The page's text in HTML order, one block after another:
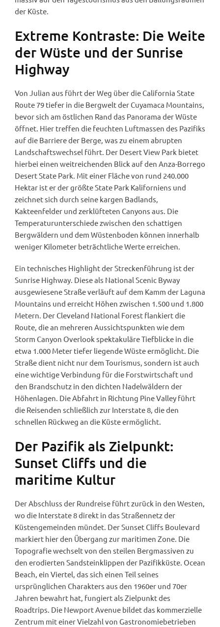
der Küste.
Extreme Kontraste: Die Weite
der Wüste und der Sunrise
Highway
Von Julian aus führt der Weg über die California State
Route 79 tiefer in die Bergwelt der Cuyamaca Mountains,
bevor sich am östlichen Rand das Panorama der Wüste
öffnet. Hier treffen die feuchten Luftmassen des Pazifiks
auf die Barriere der Berge, was zu einem abrupten
Landschaftswechsel führt. Der Desert View Park bietet
hierbei einen weitreichenden Blick auf den Anza-Borrego
Desert State Park. Mit einer Fläche von rund 240.000
Hektar ist er der größte State Park Kaliforniens und
zeichnet sich durch seine kargen Badlands,
Kakteenfelder und zerklüfteten Canyons aus. Die
Temperaturunterschiede zwischen den schattigen
Bergwäldern und dem Wüstenboden können innerhalb
weniger Kilometer beträchtliche Werte erreichen.
Ein technisches Highlight der Streckenführung ist der
Sunrise Highway. Diese als National Scenic Byway
ausgewiesene Straße verläuft auf dem Kamm der Laguna
Mountains und erreicht Höhen zwischen 1.500 und 1.800
Metern. Der Cleveland National Forest flankiert die
Route, die an mehreren Aussichtspunkten wie dem
Storm Canyon Overlook spektakuläre Tiefblicke in die
etwa 1.000 Meter tiefer liegende Wüste ermöglicht. Die
Straße dient nicht nur dem Tourismus, sondern ist auch
eine wichtige Verbindung für die Forstwirtschaft und
den Brandschutz in den dichten Nadelwäldern der
Höhenlagen. Die Abfahrt in Richtung Pine Valley führt
die Reisenden schließlich zur Interstate 8, die den
schnellen Rückweg an die Küste ermöglicht.
Der Pazifik als Zielpunkt:
Sunset Cliffs und die
maritime Kultur
Der Abschluss der Rundreise führt zurück in den Westen,
wo die Interstate 8 direkt in das Straßennetz der
Küstengemeinden mündet. Der Sunset Cliffs Boulevard
markiert hier den Übergang zur maritimen Zone. Die
Topografie wechselt von den steilen Bergmassiven zu
den erodierten Sandsteinklippen der Pazifikküste. Ocean
Beach, ein Viertel, das sich einen Teil seines
ursprünglichen Charakters aus den 1960er und 70er
Jahren bewahrt hat, fungiert als Zielpunkt des
Roadtrips. Die Newport Avenue bildet das kommerzielle
Zentrum mit einer Vielzahl von Gastronomiebetrieben